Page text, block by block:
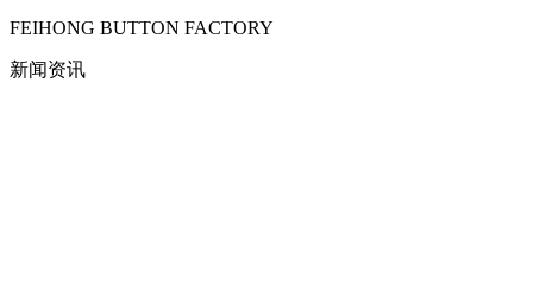
FEIHONG BUTTON FACTORY
新闻资讯